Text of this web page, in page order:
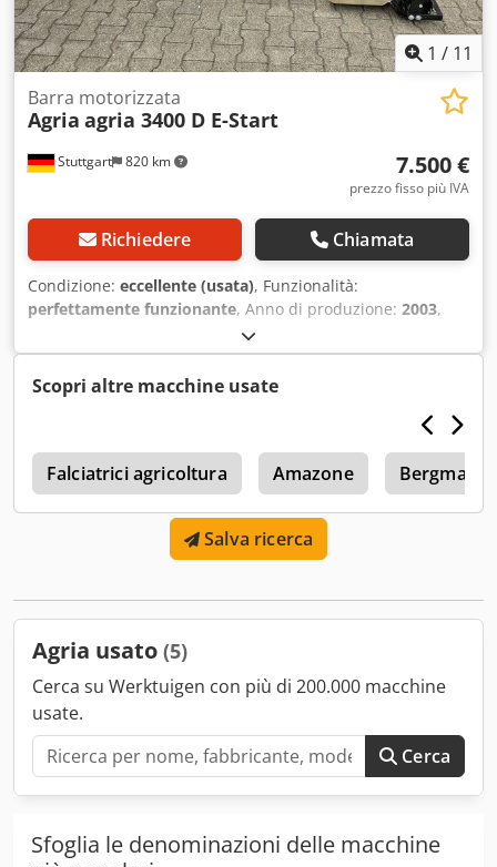
1 / 11
Stuttgart 820 km
Barra motorizzata
Agria agria 3400 D E-Start
7.500 €
prezzo fisso più IVA
Richiedere Chiamata
Condizione: eccellente (usata), Funzionalità:
perfettamente funzionante, Anno di produzione: 2003,
, tipo di carburante:
di ingranaggio:meccanico, AGRIA 3400 Differenziale
Motocoltivatore / portattrezzi - Motore diesel Yanmar
L100AE da 10 CV - Cambio reversibile 4V+4R - Manubrio
regolabile in altezza e lateralmente - Pneumatici 6.00-12
AS Csdpfx Aewzwftoblorf Accessori inclusi nel prezzo: -
Erpice rotante R2 MT-90 "nuovo" Questo motocoltivatore
Agria 3400 è in buone condizioni generali, appena
revisionato, pronto all'uso! Vendita come macchina usata,
esclusa qualsiasi forma di reso, garanzia o responsabilità.
Prezzo netto €7.555 // Prezzo lordo €8.990 - Visione / prova
Scopri altre macchine usate
Falciatrici agricoltura Amazone Bergmann
Salva ricerca
Agria usato (5)
Cerca su Werktuigen con più di 200.000 macchine
usate.
Cerca
Sfoglia le denominazioni delle macchine